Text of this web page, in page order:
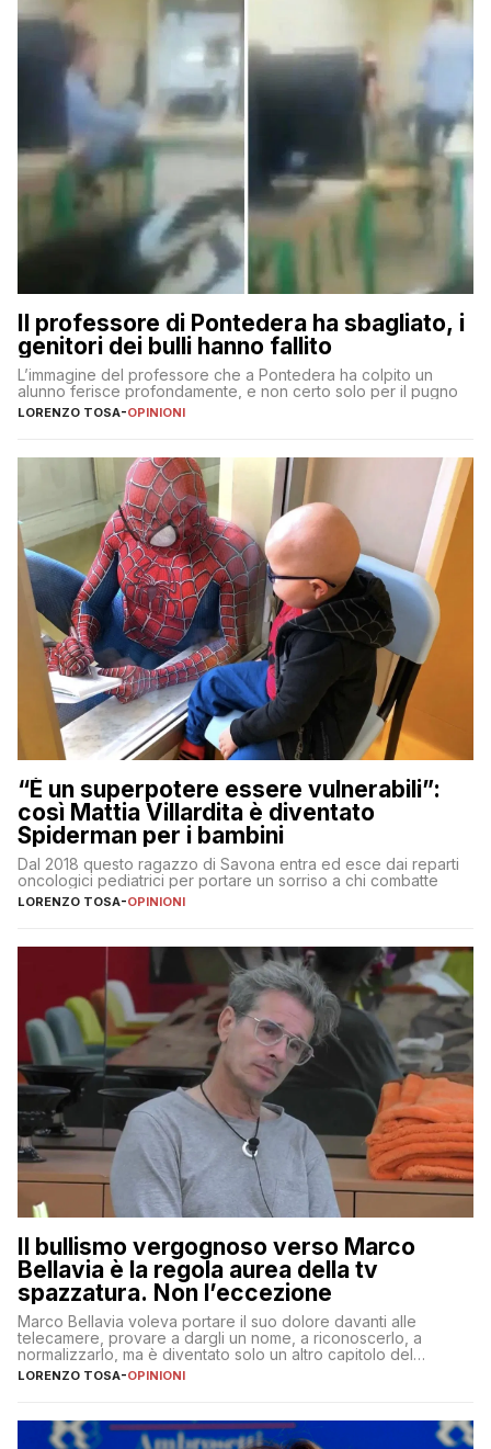
Il professore di Pontedera ha sbagliato, i
genitori dei bulli hanno fallito
L’immagine del professore che a Pontedera ha colpito un
alunno ferisce profondamente, e non certo solo per il pugno
LORENZO TOSA-OPINIONI
“È un superpotere essere vulnerabili”:
così Mattia Villardita è diventato
Spiderman per i bambini
Dal 2018 questo ragazzo di Savona entra ed esce dai reparti
oncologici pediatrici per portare un sorriso a chi combatte
LORENZO TOSA-OPINIONI
Il bullismo vergognoso verso Marco
Bellavia è la regola aurea della tv
spazzatura. Non l’eccezione
Marco Bellavia voleva portare il suo dolore davanti alle
telecamere, provare a dargli un nome, a riconoscerlo, a
normalizzarlo, ma è diventato solo un altro capitolo del
copione
LORENZO TOSA-OPINIONI